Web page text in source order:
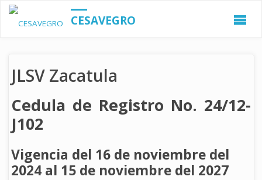
CESAVEGRO
JLSV Zacatula
Cedula de Registro No. 24/12-
J102
Vigencia del 16 de noviembre del
2024 al 15 de noviembre del 2027